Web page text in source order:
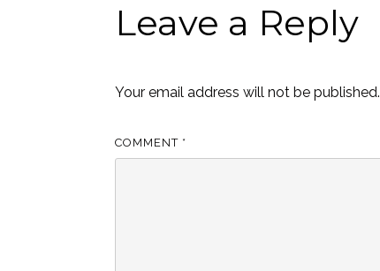
Leave a Reply
Your email address will not be published.
COMMENT *